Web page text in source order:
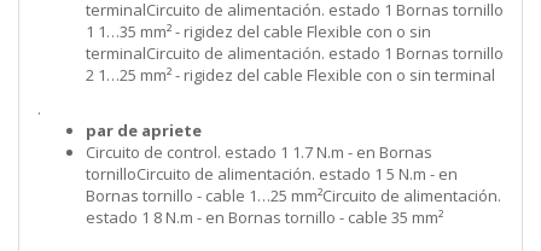
terminalCircuito de alimentación. estado 1 Bornas tornillo
1 1…35 mm² - rigidez del cable Flexible con o sin
terminalCircuito de alimentación. estado 1 Bornas tornillo
2 1…25 mm² - rigidez del cable Flexible con o sin terminal
.
par de apriete
Circuito de control. estado 1 1.7 N.m - en Bornas
tornilloCircuito de alimentación. estado 1 5 N.m - en
Bornas tornillo - cable 1…25 mm²Circuito de alimentación.
estado 1 8 N.m - en Bornas tornillo - cable 35 mm²